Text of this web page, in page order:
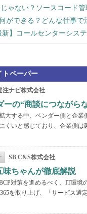
ゃない？ソースコード
ができる？どんな仕事で
新】コールセンターシス
トペーパー
注ナビ株式会社
ーの“商談につなが
大する中、ベンダー側と企
くいと感じており、企業側
SB C&S株式会社
味ちゃんが徹底解説
対策を進めるべく、IT環境
を取り上げ、「サービス